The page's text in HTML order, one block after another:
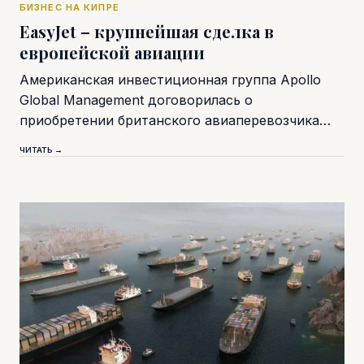
БИЗНЕС НА КИПРЕ
EasyJet – крупнейшая сделка в
европейской авиации
Американская инвестиционная группа Apollo
Global Management договорилась о
приобретении британского авиаперевозчика…
ЧИТАТЬ →